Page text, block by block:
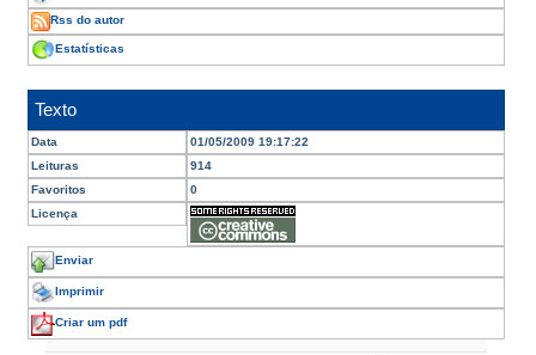
Rss do autor
Estatísticas
Texto
Data
01/05/2009 19:17:22
Leituras
914
Favoritos
0
Licença
Enviar
Imprimir
Criar um pdf